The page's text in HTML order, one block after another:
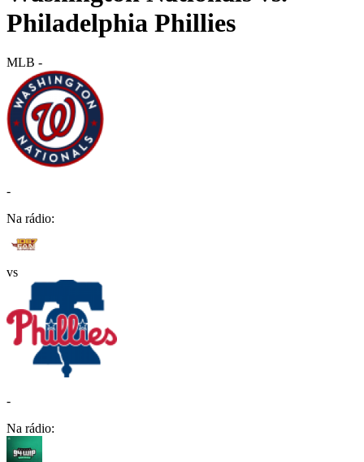
Philadelphia Phillies
MLB -
-
Na rádio:
vs
-
Na rádio: